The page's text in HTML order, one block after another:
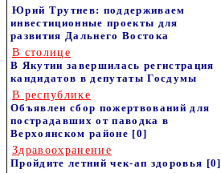
Юрий Трутнев: поддерживаем
инвестиционные проекты для
развития Дальнего Востока
В столице
В Якутии завершилась регистрация
кандидатов в депутаты Госдумы
В республике
Объявлен сбор пожертвований для
пострадавших от паводка в
Верхоянском районе [0]
Здравоохранение
Пройдите летний чек-ап здоровья [0]